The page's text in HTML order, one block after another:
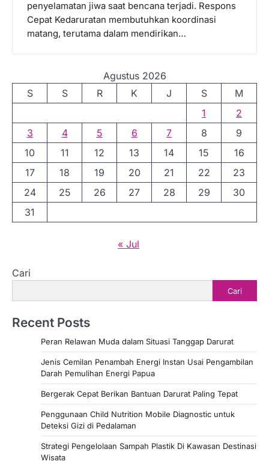
penyelamatan jiwa saat bencana terjadi. Respons
Cepat Kedaruratan membutuhkan koordinasi
matang, terutama dalam mendirikan…
Agustus 2026
S
S R K J S
M
1
2
3
4 5 6 7 8
9
10
11 12 13 14 15
16
17
18 19 20 21 22
23
24
25 26 27 28 29
30
31
« Jul
Cari
Cari
Recent Posts
Peran Relawan Muda dalam Situasi Tanggap Darurat
Jenis Cemilan Penambah Energi Instan Usai Pengambilan
Darah Pemulihan Energi Papua
Bergerak Cepat Berikan Bantuan Darurat Paling Tepat
Penggunaan Child Nutrition Mobile Diagnostic untuk
Deteksi Gizi di Pedalaman
Strategi Pengelolaan Sampah Plastik Di Kawasan Destinasi
Wisata